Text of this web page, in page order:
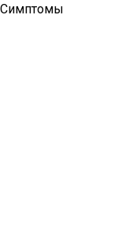
Симптомы